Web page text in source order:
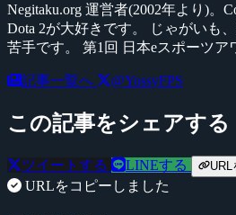
Negitaku.org 運営者(2002年より)。
Dota 2が大好きです。 じゃがいも
苦手です。 第1回 日本eスポーツア
記事一覧へ @YossyFPS
この記事をシェアする
ツイートする LINEする URL
URLをコピーしました